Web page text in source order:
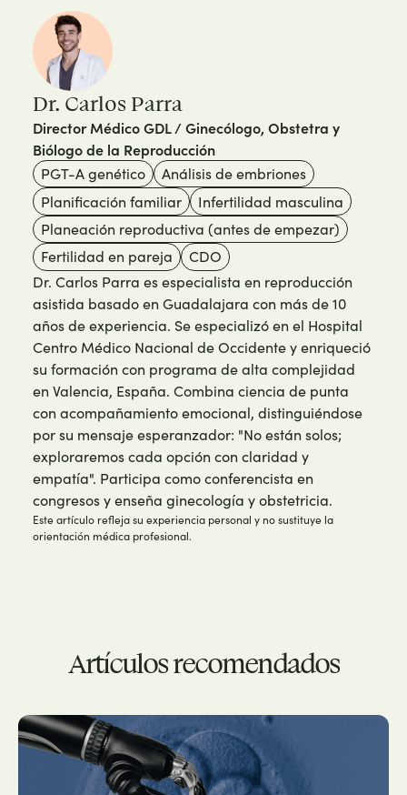
Dr. Carlos Parra
Director Médico GDL / Ginecólogo, Obstetra y
Biólogo de la Reproducción
PGT-A genético
Análisis de embriones
Planificación familiar
Infertilidad masculina
Planeación reproductiva (antes de empezar)
Fertilidad en pareja
CDO
Dr. Carlos Parra es especialista en reproducción
asistida basado en Guadalajara con más de 10
años de experiencia. Se especializó en el Hospital
Centro Médico Nacional de Occidente y enriqueció
su formación con programa de alta complejidad
en Valencia, España. Combina ciencia de punta
con acompañamiento emocional, distinguiéndose
por su mensaje esperanzador: "No están solos;
exploraremos cada opción con claridad y
empatía". Participa como conferencista en
congresos y enseña ginecología y obstetricia.
Este artículo refleja su experiencia personal y no sustituye la
orientación médica profesional.
Artículos recomendados